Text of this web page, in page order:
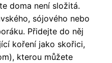
doma není složitá.
sójového nebo
Přidejte do něj
koření jako skořici,
kterou můžete